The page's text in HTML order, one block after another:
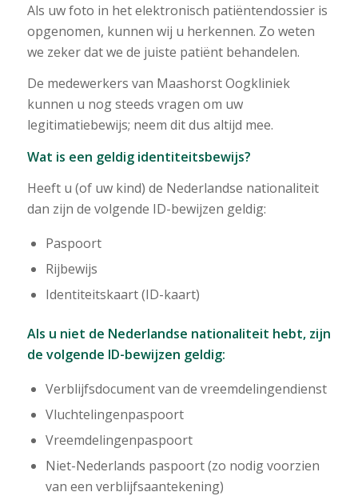
Als uw foto in het elektronisch patiëntendossier is
opgenomen, kunnen wij u herkennen. Zo weten
we zeker dat we de juiste patiënt behandelen.
De medewerkers van Maashorst Oogkliniek
kunnen u nog steeds vragen om uw
legitimatiebewijs; neem dit dus altijd mee.
Wat is een geldig identiteitsbewijs?
Heeft u (of uw kind) de Nederlandse nationaliteit
dan zijn de volgende ID-bewijzen geldig:
Paspoort
Rijbewijs
Identiteitskaart (ID-kaart)
Als u niet de Nederlandse nationaliteit hebt, zijn
de volgende ID-bewijzen geldig:
Verblijfsdocument van de vreemdelingendienst
Vluchtelingenpaspoort
Vreemdelingenpaspoort
Niet-Nederlands paspoort (zo nodig voorzien
van een verblijfsaantekening)